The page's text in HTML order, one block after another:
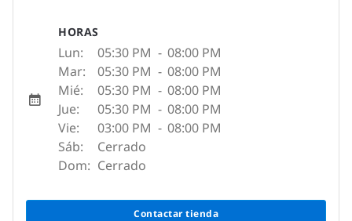
HORAS
Lun: 05:30 PM - 08:00 PM
Mar:
05:30 PM - 08:00 PM
Mié:
05:30 PM - 08:00 PM
Jue:
05:30 PM - 08:00 PM
Vie:
03:00 PM - 08:00 PM
Sáb:
Cerrado
Dom: Cerrado
Contactar tienda